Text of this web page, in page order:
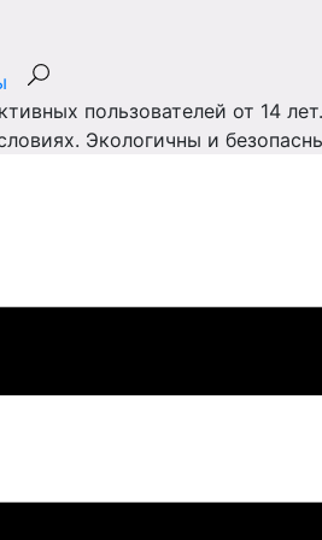
пользователей от 14
Экологичны и